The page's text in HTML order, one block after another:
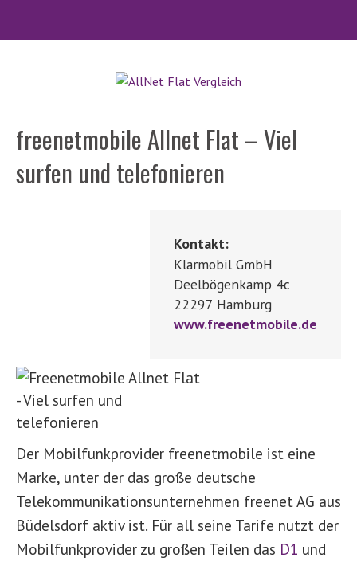
freenetmobile Allnet Flat – Viel
surfen und telefonieren
Kontakt:
Klarmobil GmbH
Deelbögenkamp 4c
22297 Hamburg
www.freenetmobile.de
Der Mobilfunkprovider freenetmobile ist eine
Marke, unter der das große deutsche
Telekommunikationsunternehmen freenet AG aus
Büdelsdorf aktiv ist. Für all seine Tarife nutzt der
Mobilfunkprovider zu großen Teilen das D1 und